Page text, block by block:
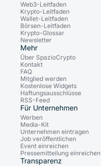
Web3-Leitfaden
Krypto-Leitfaden
Wallet-Leitfaden
Börsen-Leitfaden
Krypto-Glossar
Newsletter
Mehr
Über SpazioCrypto
Kontakt
FAQ
Mitglied werden
Kostenlose Widgets
Haftungsausschlüsse
RSS-Feed
Für Unternehmen
Werben
Media-Kit
Unternehmen eintragen
Job veröffentlichen
Event einreichen
Pressemitteilung einreichen
Transparenz